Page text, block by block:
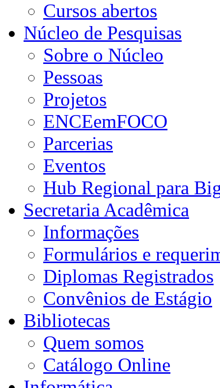
Cursos abertos
Núcleo de Pesquisas
Sobre o Núcleo
Pessoas
Projetos
ENCEemFOCO
Parcerias
Eventos
Hub Regional para
Secretaria Acadêmica
Informações
Formulários e
Diplomas Registrados
Convênios de Estágio
Bibliotecas
Quem somos
Catálogo Online